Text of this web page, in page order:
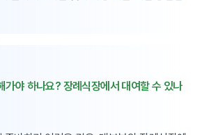
가야 하나요? 장례식장에서 대여할 수 있나